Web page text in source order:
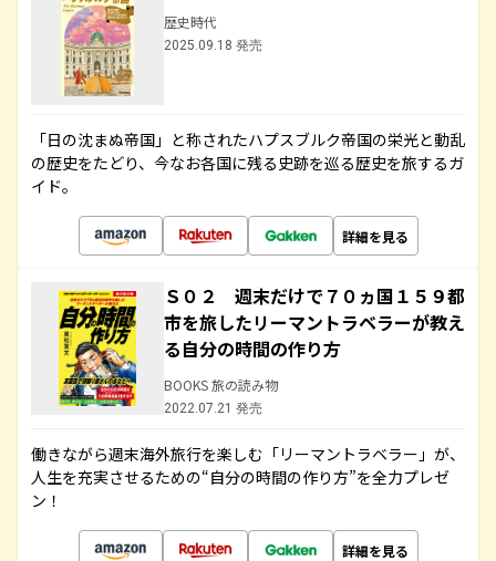
歴史時代
2025.09.18 発売
「日の沈まぬ帝国」と称されたハプスブルク帝国の栄光と動乱
の歴史をたどり、今なお各国に残る史跡を巡る歴史を旅するガ
イド。
詳細を見る
Ｓ０２ 週末だけで７０ヵ国１５９都
市を旅したリーマントラベラーが教え
る自分の時間の作り方
BOOKS 旅の読み物
2022.07.21 発売
働きながら週末海外旅行を楽しむ「リーマントラベラー」が、
人生を充実させるための“自分の時間の作り方”を全力プレゼ
ン！
詳細を見る